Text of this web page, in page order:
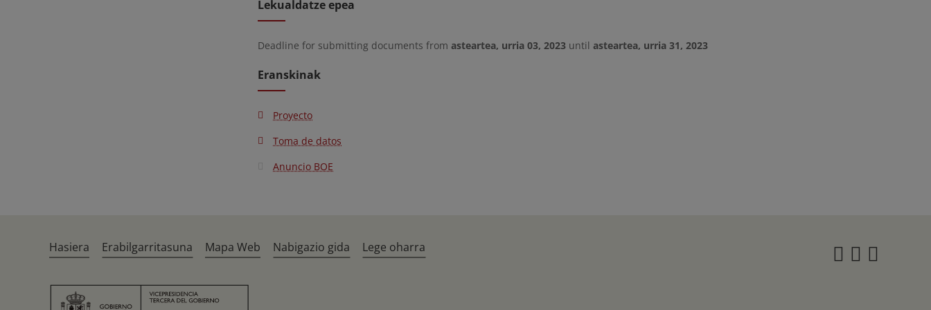
Lekualdatze epea
Deadline for submitting documents from asteartea, urria 03, 2023 until asteartea, urria 31, 2023
Eranskinak
Proyecto
Toma de datos
Anuncio BOE
Hasiera Erabilgarritasuna Mapa Web Nabigazio gida Lege oharra Twitter